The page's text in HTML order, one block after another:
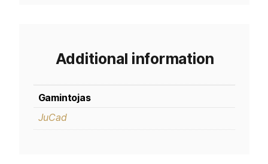
Additional information
Gamintojas
JuCad